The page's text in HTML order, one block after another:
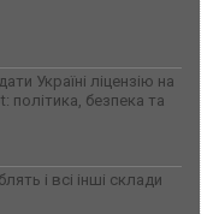
Україні ліцензію на
політика, безпека та
і всі інші склади